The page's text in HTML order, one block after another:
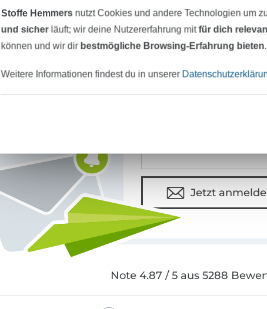
Jetzt
Note 4.87 / 5 aus 5288
Stoffe Hemmers nutzt Cookies und andere Technologien um
und sicherläuft; wir deine Nutzererfahrung mitfür dich
können und wir dir bestmögliche Browsing-Erfahrung bieten.
Weitere Informationen findest du in unserer